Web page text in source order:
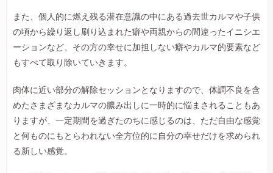
また、個人的に燃え残る潜在意識の中にある過去世カルマや子供
の頃から繰り返し刷り込まれた癖や両親からの間違ったイニシエ
ーションなど、その方の幸せに加担しない癖やカルマ的要素など
もすべて取り除いていきます。
肉体に近い部分の解除セッションとなりますので、体調不良を含
めたさまざまなカルマの膿み出しに一時的に悩まされることもあ
りますが、一定期間を過ぎたのちに感じるのは、ただ自由な感覚
と何ものにもとらわれない全方位的に自分の幸せだけを求められ
る新しい感覚。